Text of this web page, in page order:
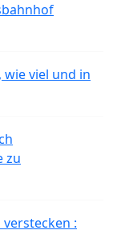
wie viel und in
zu
: